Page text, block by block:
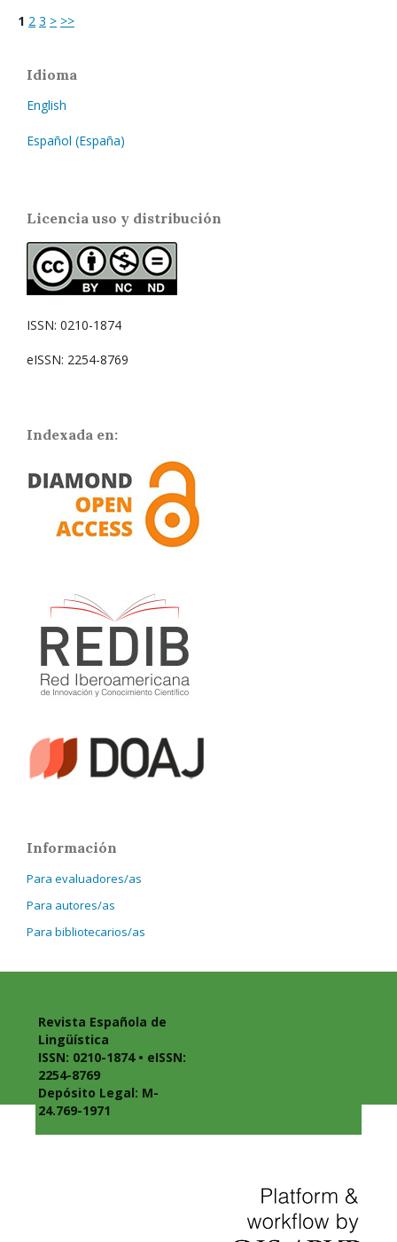
1 2 3 > >>
Idioma
English
Español (España)
Licencia uso y distribución
ISSN: 0210-1874
eISSN: 2254-8769
Indexada en:
Información
Para evaluadores/as
Para autores/as
Para bibliotecarios/as
Revista Española de
Lingüística
ISSN: 0210-1874 • eISSN:
2254-8769
Depósito Legal: M-
24.769-1971